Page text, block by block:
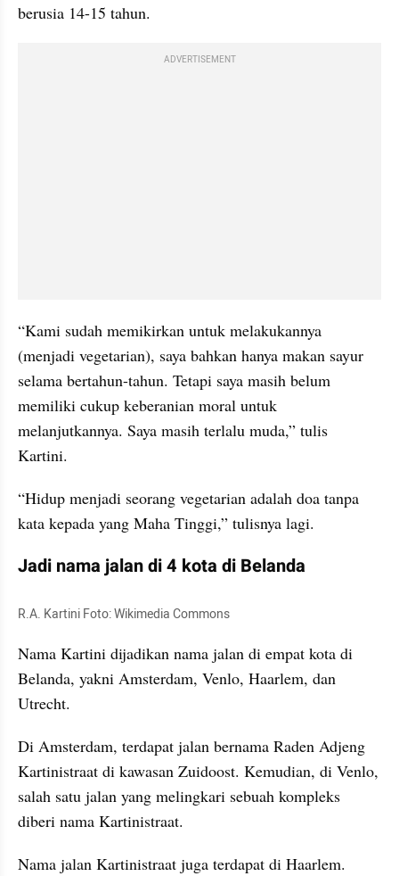
berusia 14-15 tahun.
ADVERTISEMENT
“Kami sudah memikirkan untuk melakukannya
(menjadi vegetarian), saya bahkan hanya makan sayur
selama bertahun-tahun. Tetapi saya masih belum
memiliki cukup keberanian moral untuk
melanjutkannya. Saya masih terlalu muda,” tulis
Kartini.
“Hidup menjadi seorang vegetarian adalah doa tanpa
kata kepada yang Maha Tinggi,” tulisnya lagi.
Jadi nama jalan di 4 kota di Belanda
R.A. Kartini Foto: Wikimedia Commons
Nama Kartini dijadikan nama jalan di empat kota di
Belanda, yakni Amsterdam, Venlo, Haarlem, dan
Utrecht.
Di Amsterdam, terdapat jalan bernama Raden Adjeng
Kartinistraat di kawasan Zuidoost. Kemudian, di Venlo,
salah satu jalan yang melingkari sebuah kompleks
diberi nama Kartinistraat.
Nama jalan Kartinistraat juga terdapat di Haarlem.